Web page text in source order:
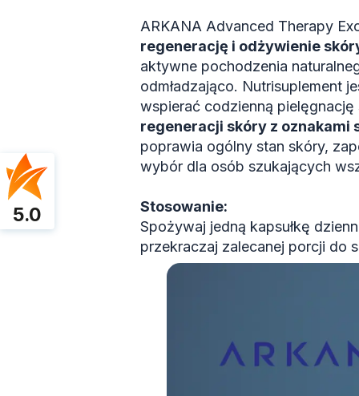
ARKANA Advanced Therapy
regenerację i odżywienie
aktywne pochodzenia
odmładzająco. Nutrisuplement
wspierać codzienną
regeneracji skóry z oznakami
poprawia ogólny stan skóry,
wybór dla osób szukających
Stosowanie:
Spożywaj jedną kapsułkę
przekraczaj zalecanej porcji do
5.0